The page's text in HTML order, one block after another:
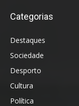
Categorias
Destaques
Sociedade
Desporto
Cultura
Política